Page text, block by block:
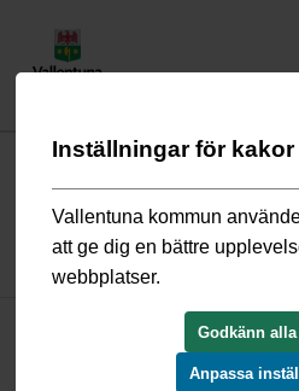
Start/Bygga, bo och miljö/
Detaljplan Norra
39§ Byggnadslagen.pdf
S730719_beskrivning.pdf
Inställningar för kakor
Vallentuna kommun
att ge dig en bättre
webbplatser.
Godkänn
Anpassa